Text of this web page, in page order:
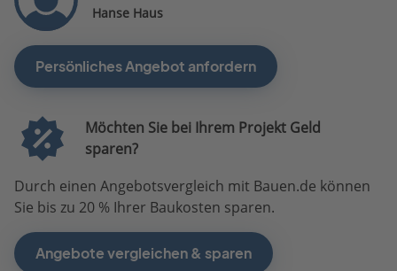
Hanse Haus
Persönliches Angebot anfordern
Möchten Sie bei Ihrem Projekt Geld
sparen?
Durch einen Angebotsvergleich mit Bauen.de können
Sie bis zu 20 % Ihrer Baukosten sparen.
Angebote vergleichen & sparen